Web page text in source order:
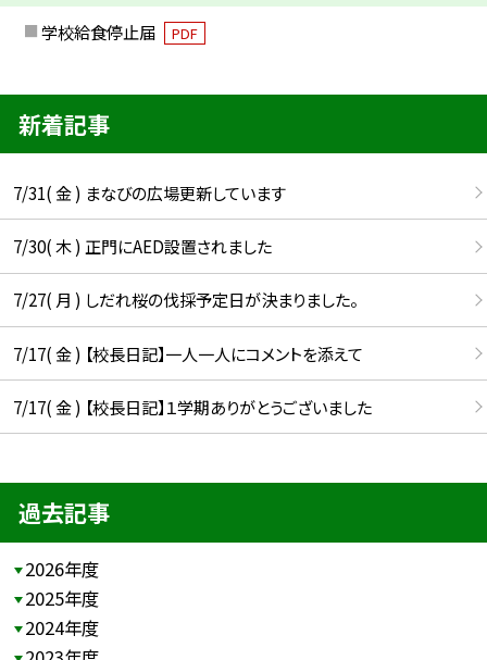
学校給食停止届 PDF
新着記事
7/31( 金 ) まなびの広場更新しています
7/30( 木 ) 正門にAED設置されました
7/27( 月 ) しだれ桜の伐採予定日が決まりました。
7/17( 金 ) 【校長日記】一人一人にコメントを添えて
7/17( 金 ) 【校長日記】１学期ありがとうございました
過去記事
2026年度
2025年度
2024年度